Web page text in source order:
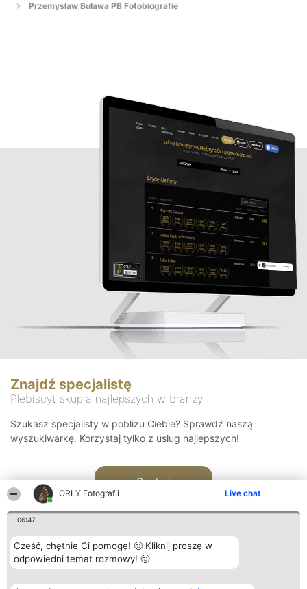
ORŁY Fotografii Live chat
06:47
Cześć, chętnie Ci pomogę! 🙂 Kliknij proszę w
odpowiedni temat rozmowy! 🙂
Przemysław Buława PB Fotobiografie
Znajdź specjalistę
Plebiscyt skupia najlepszych w branży
Szukasz specjalisty w pobliżu Ciebie? Sprawdź naszą
wyszukiwarkę. Korzystaj tylko z usług najlepszych!
Szukaj
Organizator plebiscytu Plebiscyt Kontakt